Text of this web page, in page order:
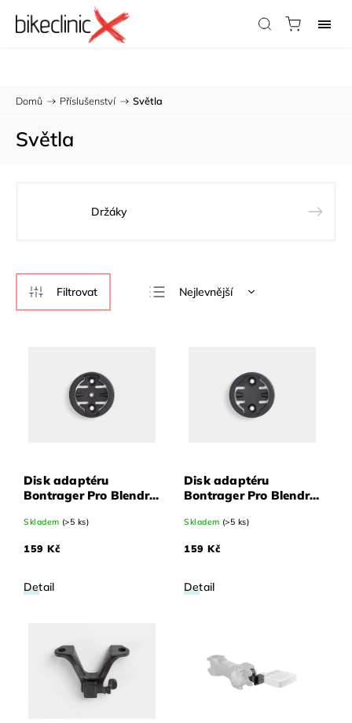
Potřebujete radu? 733 123 316
Domů / Příslušenství / Světla
Světla
Držáky
Nejlevnější
Disk adaptéru
Bontrager Pro Blendr
Skladem (>5 ks)
159 Kč
Detail
Disk adaptéru
Bontrager Pro Blendr
Skladem (>5 ks)
159 Kč
Detail